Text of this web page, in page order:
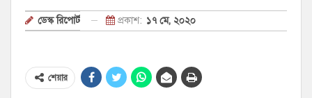
ডেস্ক রিপোর্ট প্রকাশ: ১৭ মে, ২০২০
শেয়ার